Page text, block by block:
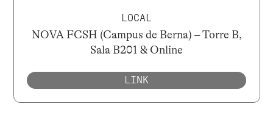
LOCAL
NOVA FCSH (Campus de Berna) – Torre B,
Sala B201 & Online
LINK